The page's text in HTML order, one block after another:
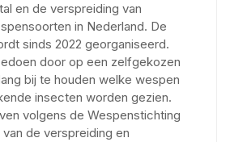
en de verspreiding van
in Nederland. De
sinds 2022 georganiseerd.
door op een zelfgekozen
bij te houden welke wespen
insecten worden gezien.
volgens de Wespenstichting
de verspreiding en